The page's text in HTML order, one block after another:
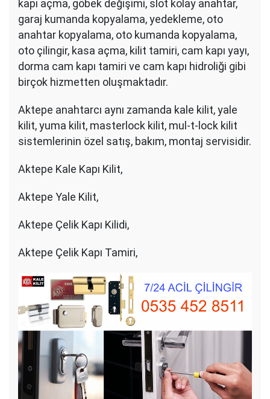
kapı açma, göbek değişimi, slot kolay anahtar,
garaj kumanda kopyalama, yedekleme, oto
anahtar kopyalama, oto kumanda kopyalama,
oto çilingir, kasa açma, kilit tamiri, cam kapı yayı,
dorma cam kapı tamiri ve cam kapı hidroliği gibi
birçok hizmetten oluşmaktadır.
Aktepe anahtarcı aynı zamanda kale kilit, yale
kilit, yuma kilit, masterlock kilit, mul-t-lock kilit
sistemlerinin özel satış, bakım, montaj servisidir.
Aktepe Kale Kapı Kilit,
Aktepe Yale Kilit,
Aktepe Çelik Kapı Kilidi,
Aktepe Çelik Kapı Tamiri,